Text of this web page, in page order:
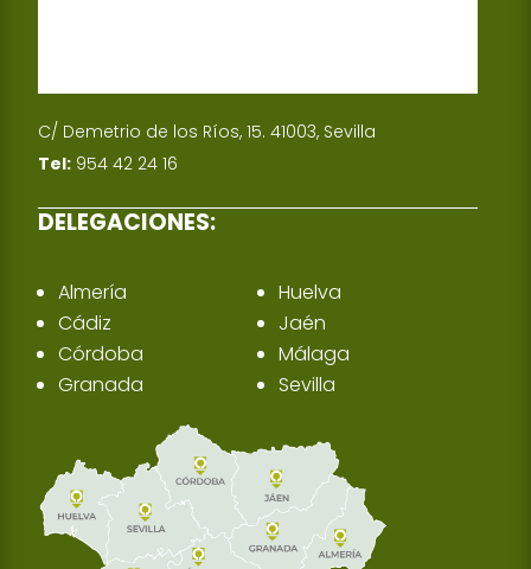
C/ Demetrio de los Ríos, 15. 41003, Sevilla
Tel: 954 42 24 16
DELEGACIONES:
Almería
Cádiz
Córdoba
Granada
Huelva
Jaén
Málaga
Sevilla